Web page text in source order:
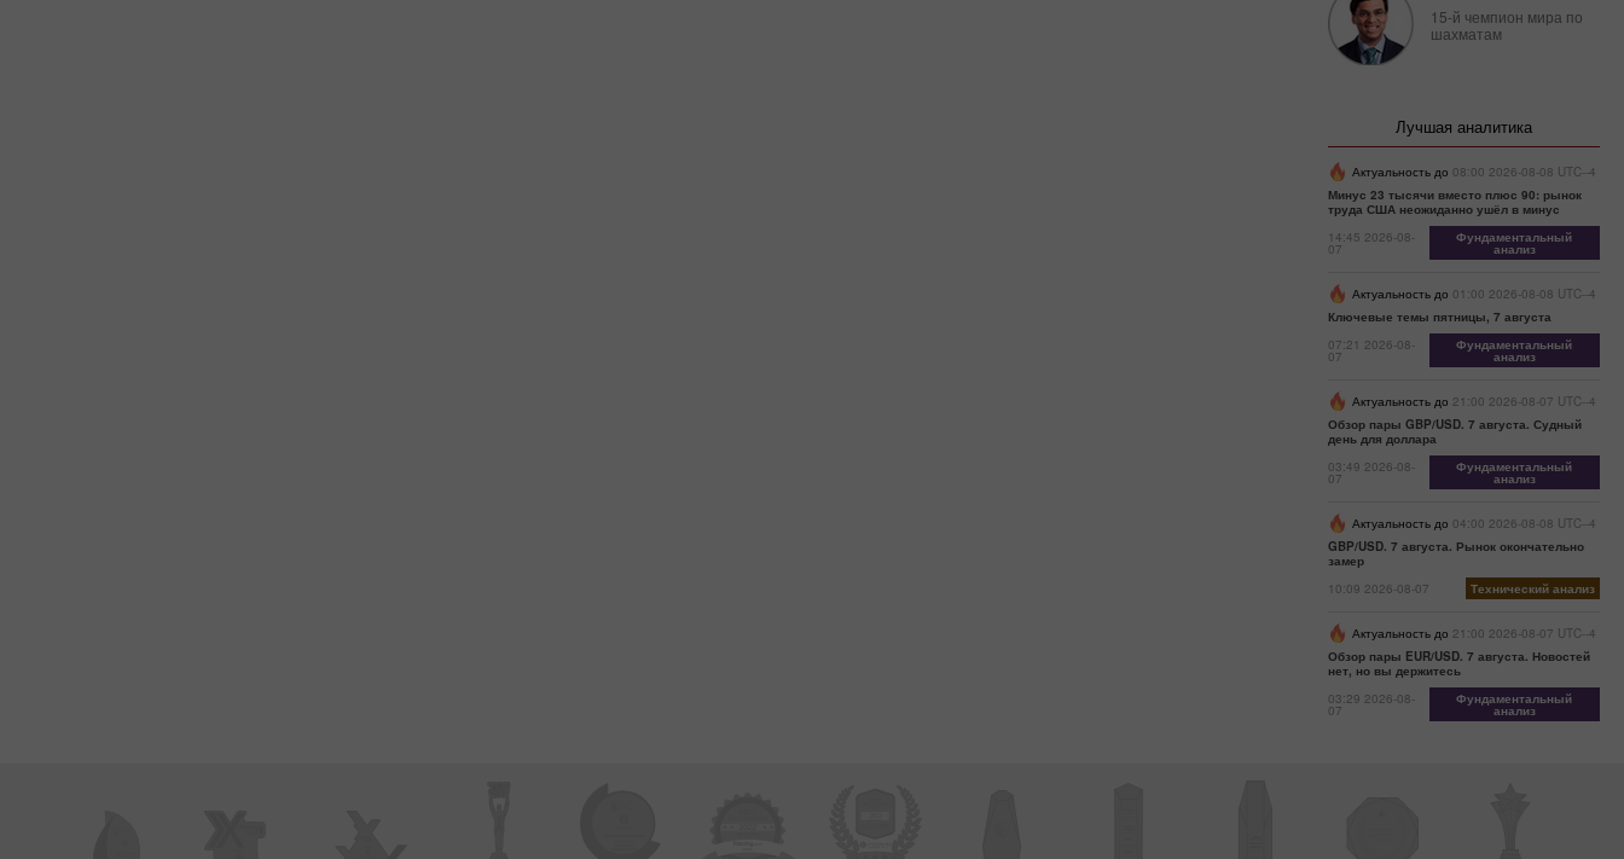
15-й чемпион мира по
шахматам
Лучшая аналитика
Актуальность до 08:00 2026-08-08 UTC--4
Минус 23 тысячи вместо плюс 90: рынок
труда США неожиданно ушёл в минус
14:45 2026-08-
07
Фундаментальный
анализ
Актуальность до 01:00 2026-08-08 UTC--4
Ключевые темы пятницы, 7 августа
07:21 2026-08-
07
Фундаментальный
анализ
Актуальность до 21:00 2026-08-07 UTC--4
Обзор пары GBP/USD. 7 августа. Судный
день для доллара
03:49 2026-08-
07
Фундаментальный
анализ
Актуальность до 04:00 2026-08-08 UTC--4
GBP/USD. 7 августа. Рынок окончательно
замер
10:09 2026-08-07
Технический анализ
Актуальность до 21:00 2026-08-07 UTC--4
Обзор пары EUR/USD. 7 августа. Новостей
нет, но вы держитесь
03:29 2026-08-
07
Фундаментальный
анализ